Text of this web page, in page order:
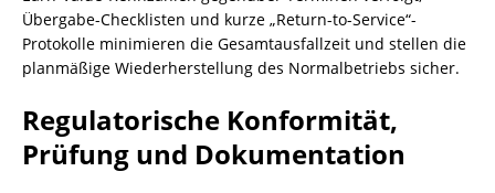
Übergabe-Checklisten und kurze „Return-to-Service“-
Protokolle minimieren die Gesamtausfallzeit und stellen die
planmäßige Wiederherstellung des Normalbetriebs sicher.
Regulatorische Konformität,
Prüfung und Dokumentation